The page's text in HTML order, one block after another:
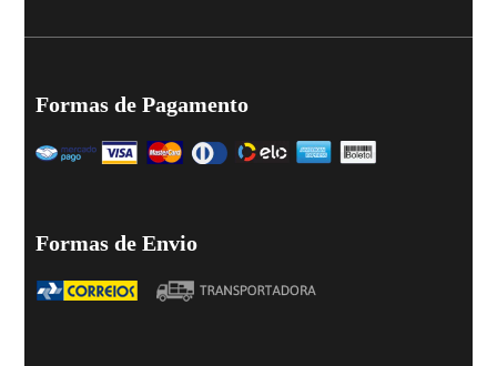
Formas de Pagamento
Formas de Envio